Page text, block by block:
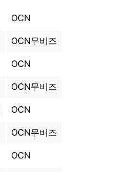
OCN
OCN무비즈
OCN
OCN무비즈
OCN
OCN무비즈
OCN